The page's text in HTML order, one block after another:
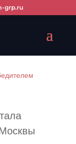
grp.ru